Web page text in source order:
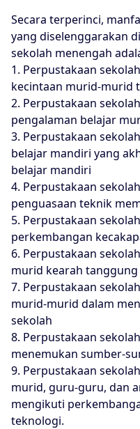
Secara terperinci,
yang diselenggarakan
sekolah menengah
1. Perpustakaan
kecintaan murid-murid
2. Perpustakaan
pengalaman belajar
3. Perpustakaan
belajar mandiri yang
belajar mandiri
4. Perpustakaan
penguasaan teknik
5. Perpustakaan
perkembangan
6. Perpustakaan
murid kearah tanggung
7. Perpustakaan
murid-murid dalam
sekolah
8. Perpustakaan
menemukan sumber-
9. Perpustakaan
murid, guru-guru, dan
mengikuti
teknologi.